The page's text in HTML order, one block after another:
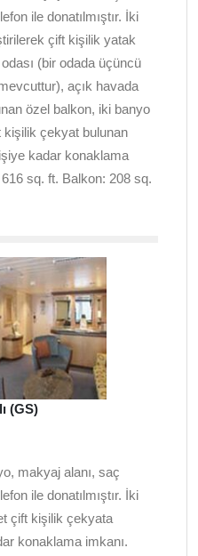
ile donatılmıştır. İki
çift kişilik yatak
(bir odada üçüncü
açık havada
özel balkon, iki banyo
çekyat bulunan
kadar konaklama
616 sq. ft. Balkon: 208 sq.
(GS)
makyaj alanı, saç
ile donatılmıştır. İki
çift kişilik çekyata
konaklama imkanı.